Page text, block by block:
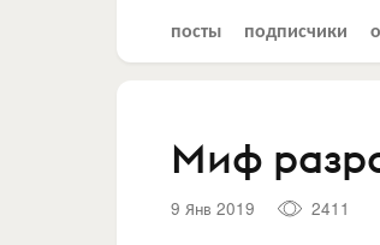
посты подписчики
Миф
9 Янв 2019 2411